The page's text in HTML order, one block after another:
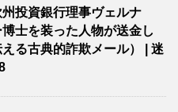
州投資銀行理事ヴェルナ
士を装った人物が送金し
る古典的詐欺メール） | 迷